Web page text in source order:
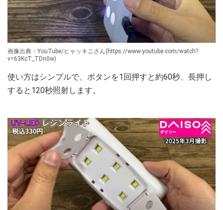
画像出典：YouTube/ヒャッキニさん(https://www.youtube.com/watch?
v=63KcT_TDn0w)
使い方はシンプルで、ボタンを1回押すと約60秒、長押し
すると120秒照射します。